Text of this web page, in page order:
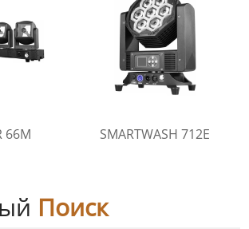
66M SMARTWASH 712E
Поиск